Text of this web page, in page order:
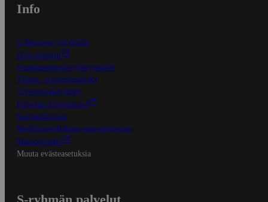
Info
S-Business yrityksille
Oiva-raportit
Osuuskauppojen yhteystiedot
Tilaus- ja toimitusehdot
Tietosuojakäytäntö
Palvelun käyttöehdot
Saavutettavuus
Mobiilisovelluksen saavutettavuus
Mainostajalle
Muuta evästeasetuksia